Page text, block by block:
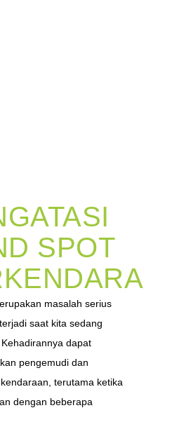
SPOT
masalah serius
saat kita sedang
dapat
pengemudi dan
terutama ketika
dengan beberapa